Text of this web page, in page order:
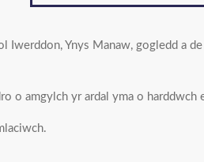
Ynys Manaw, gogledd a
o amgylch yr ardal yma o harddwch